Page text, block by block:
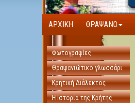
ΑΡΧΙΚΉ ΘΡΑΨΑΝΌ
Φωτογραφίες
Θραψανιώτικο γλωσσάρι
Κρητική Διάλεκτος
Η Ιστορία της Κρήτης